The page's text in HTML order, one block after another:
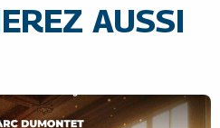
AUSSI